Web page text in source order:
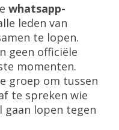
whatsapp-
leden van
te lopen.
geen officiële
momenten.
groep om tussen
te spreken wie
gaan lopen tegen